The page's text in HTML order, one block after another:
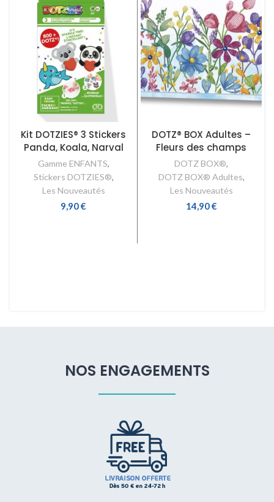
Kit DOTZIES® 3 Stickers
Panda, Koala, Narval
Gamme ENFANTS,
Stickers DOTZIES®,
Les Nouveautés
9,90€
DOTZ® BOX Adultes –
Fleurs des champs
DOTZ BOX®,
DOTZ BOX® Adultes,
Les Nouveautés
14,90€
NOS ENGAGEMENTS